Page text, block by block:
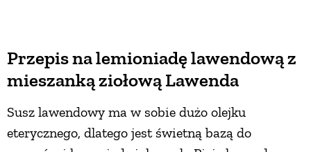
Przepis na lemioniadę lawendową z
mieszanką ziołową Lawenda
Susz lawendowy ma w sobie dużo olejku
eterycznego, dlatego jest świetną bazą do